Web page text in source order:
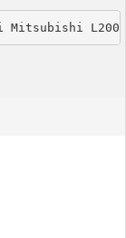
Mitsubishi L200